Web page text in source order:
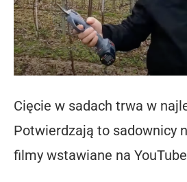
Cięcie w sadach trwa w
Potwierdzają to sadownicy
filmy wstawiane na